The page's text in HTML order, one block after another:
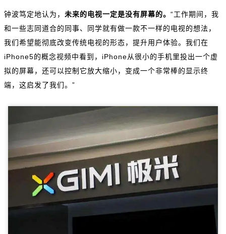
钟波笃定地认为， 未来的电视一定是没有屏幕的。 “工作期间，我
和一些志同道合的同事、同学就有做一款不一样的电视的想法，
我们希望能彻底改变传统电视的形态，提升用户体验。我们在
iPhone5的概念视频中看到，iPhone从很小的手机里投出一个虚
拟的屏幕，还可以控制它放大缩小，变成一个非常棒的显示终
端，这启发了我们。”